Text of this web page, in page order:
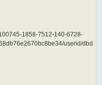
1858-7512-140-6728-
userid/dbd